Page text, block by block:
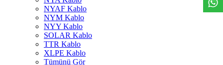
NYAF Kablo
NYM Kablo
NYY Kablo
SOLAR Kablo
TTR Kablo
XLPE Kablo
Tümünü Gör